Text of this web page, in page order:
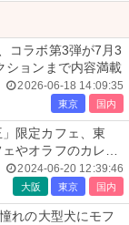
コラボ第3弾が7月3
ションまで内容満載
2026-06-18 14:09:35
東京 国内
限定カフェ、東
やオラフのカレー
2024-06-20 12:39:46
大阪 東京 国内
れの大型犬にモフ